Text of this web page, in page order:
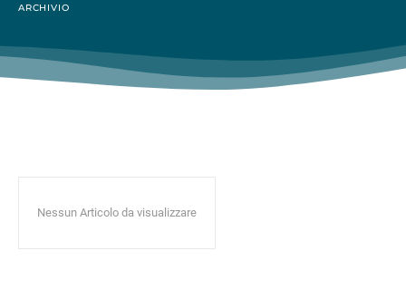
ARCHIVIO
Nessun Articolo da visualizzare